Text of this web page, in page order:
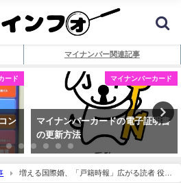
マイナンバー関連記事
ード
ン
マイナンバーカード
マイナンバーカードの電子証明書
の更新方法
増える国際婚、「戸籍時報」広がる読者 役所